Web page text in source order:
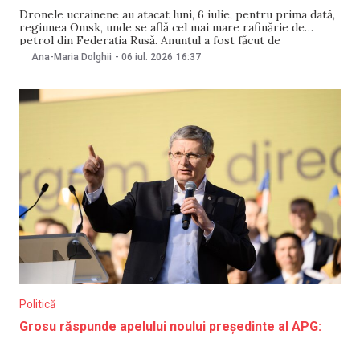
Dronele ucrainene au atacat luni, 6 iulie, pentru prima dată,
regiunea Omsk, unde se află cel mai mare rafinărie de
petrol din Federația Rusă. Anunțul a fost făcut de
guvernatorul regiunii, Vitalii Hoțenko, pe canalul său de
Telegram. Vitalii Hoțenko a menționat că autoritățile
Ana-Maria Dolghii - 06 iul. 2026 16:37
Politică
Grosu răspunde apelului noului președinte al APG: